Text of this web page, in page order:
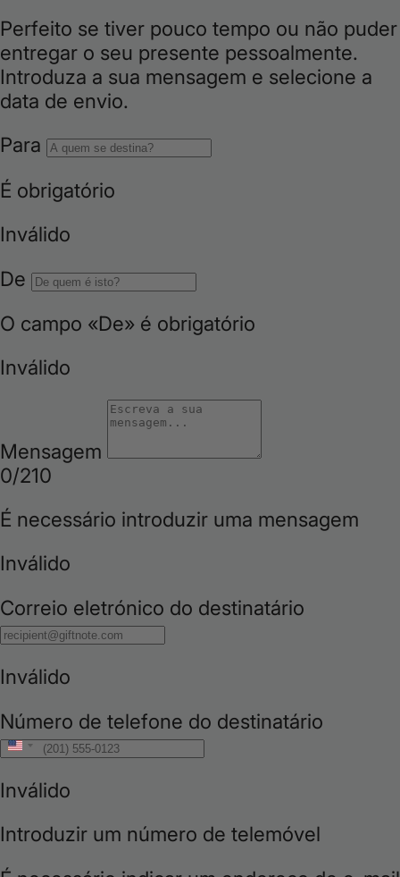
n